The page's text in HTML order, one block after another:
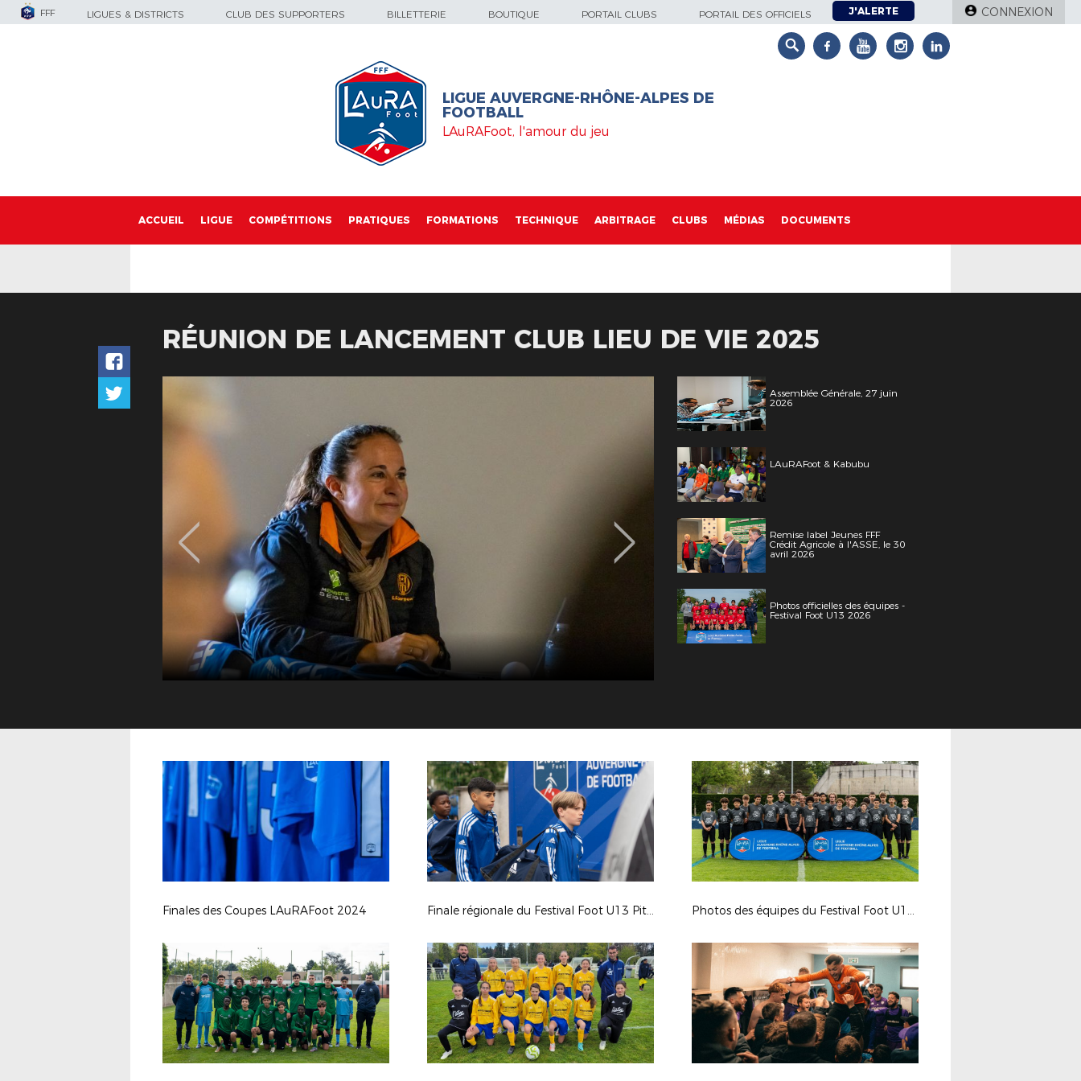
FFF LIGUES & DISTRICTS CLUB DES SUPPORTERS BILLETTERIE BOUTIQUE PORTAIL CLUBS PORTAIL DES OFFICIELS J'ALERTE CONNEXION
LIGUE AUVERGNE-RHÔNE-ALPES DE
FOOTBALL
LAuRAFoot, l'amour du jeu
ACCUEIL LIGUE COMPÉTITIONS PRATIQUES FORMATIONS TECHNIQUE ARBITRAGE CLUBS MÉDIAS DOCUMENTS
RÉUNION DE LANCEMENT CLUB LIEU DE VIE 2025
Assemblée Générale, 27 juin
2026
LAuRAFoot & Kabubu
Remise label Jeunes FFF
Crédit Agricole à l'ASSE, le 30
avril 2026
Photos officielles des équipes -
Festival Foot U13 2026
Finales des Coupes LAuRAFoot 2024 Finale régionale du Festival Foot U13 Pitch 2024 Photos des équipes du Festival Foot U13 Pitch 2024